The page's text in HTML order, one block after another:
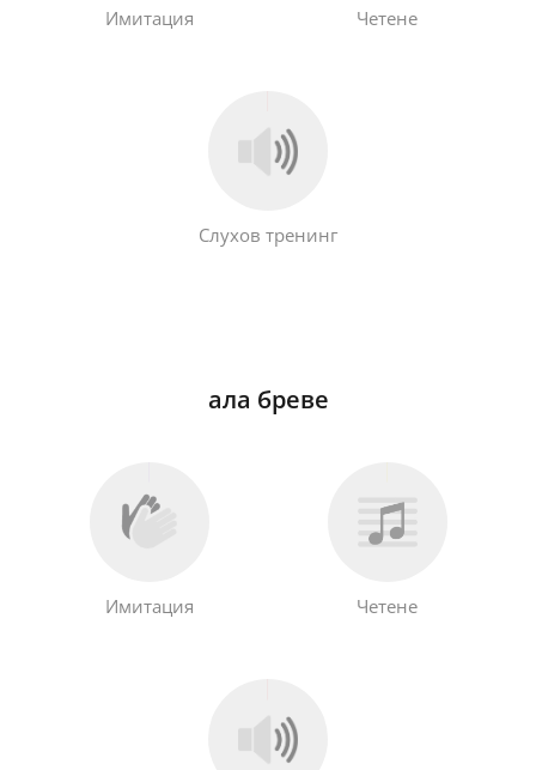
Имитация Четене
Слухов тренинг
ала бреве
Имитация Четене